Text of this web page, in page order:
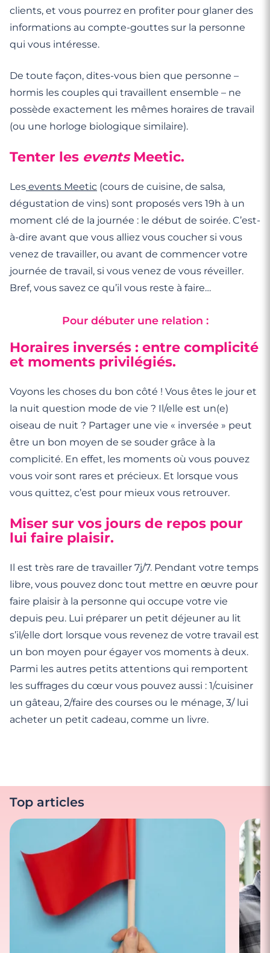
clients, et vous pourrez en profiter pour glaner des
informations au compte-gouttes sur la personne
qui vous intéresse.
De toute façon, dites-vous bien que personne –
hormis les couples qui travaillent ensemble – ne
possède exactement les mêmes horaires de travail
(ou une horloge biologique similaire).
Tenter les eventsMeetic.
Les events Meetic (cours de cuisine, de salsa,
dégustation de vins) sont proposés vers 19h à un
moment clé de la journée : le début de soirée. C’est-
à-dire avant que vous alliez vous coucher si vous
venez de travailler, ou avant de commencer votre
journée de travail, si vous venez de vous réveiller.
Bref, vous savez ce qu’il vous reste à faire…
Pour débuter une relation :
Horaires inversés : entre complicité
et moments privilégiés.
Voyons les choses du bon côté ! Vous êtes le jour et
la nuit question mode de vie ? Il/elle est un(e)
oiseau de nuit ? Partager une vie « inversée » peut
être un bon moyen de se souder grâce à la
complicité. En effet, les moments où vous pouvez
vous voir sont rares et précieux. Et lorsque vous
vous quittez, c’est pour mieux vous retrouver.
Miser sur vos jours de repos pour
lui faire plaisir.
Il est très rare de travailler 7j/7. Pendant votre temps
libre, vous pouvez donc tout mettre en œuvre pour
faire plaisir à la personne qui occupe votre vie
depuis peu. Lui préparer un petit déjeuner au lit
s’il/elle dort lorsque vous revenez de votre travail est
un bon moyen pour égayer vos moments à deux.
Parmi les autres petits attentions qui remportent
les suffrages du cœur vous pouvez aussi : 1/cuisiner
un gâteau, 2/faire des courses ou le ménage, 3/ lui
acheter un petit cadeau, comme un livre.
Top articles